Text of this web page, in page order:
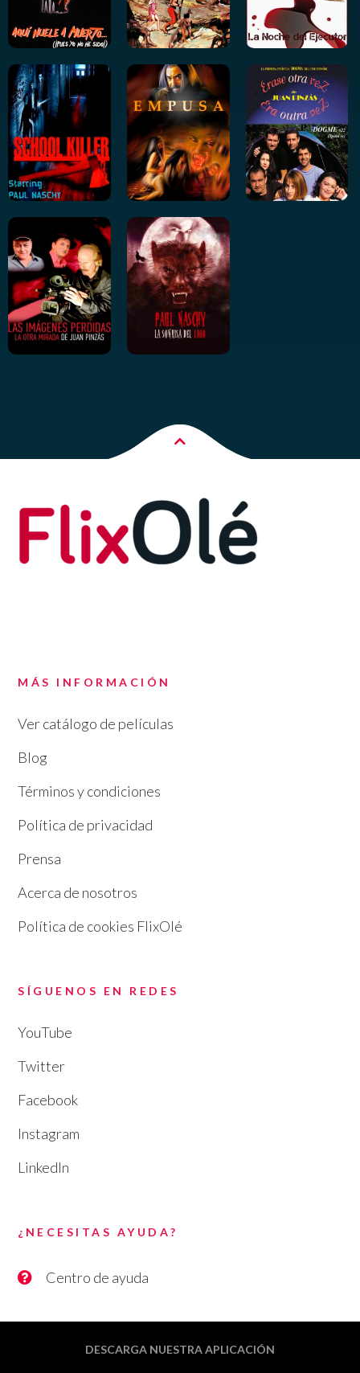
MÁS INFORMACIÓN
Ver catálogo de películas
Blog
Términos y condiciones
Política de privacidad
Prensa
Acerca de nosotros
Política de cookies FlixOlé
SÍGUENOS EN REDES
YouTube
Twitter
Facebook
Instagram
LinkedIn
¿NECESITAS AYUDA?
Centro de ayuda
DESCARGA NUESTRA APLICACIÓN